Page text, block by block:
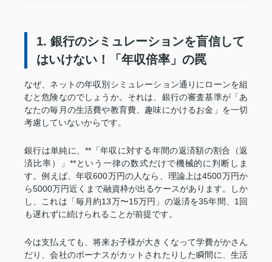
1. 銀行のシミュレーションを盲信して
はいけない！「年収倍率」の罠
なぜ、ネットの年収別シミュレーション通りにローンを組
むと危険なのでしょうか。それは、銀行の審査基準が「あ
なたの毎月の生活費や教育費、趣味にかけるお金」を一切
考慮していないからです。
銀行は単純に、**「年収に対する年間の返済額の割合（返
済比率）」**という一律の数式だけで機械的に判断しま
す。例えば、年収600万円の人なら、理論上は4500万円か
ら5000万円近くまで融資枠が出るケースがあります。しか
し、これは「毎月約13万〜15万円」の返済を35年間、1回
も遅れずに続けられることが前提です。
今は支払えても、将来お子様が大きくなって学費がかさん
だり、会社のボーナスがカットされたりした瞬間に、生活